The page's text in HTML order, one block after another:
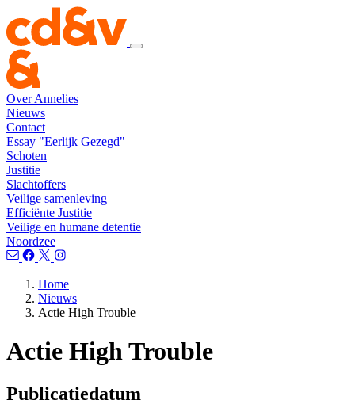
Over Annelies
Nieuws
Contact
Essay "Eerlijk Gezegd"
Schoten
Justitie
Slachtoffers
Veilige samenleving
Efficiënte Justitie
Veilige en humane detentie
Noordzee
Home
Nieuws
Actie High Trouble
Actie High Trouble
Publicatiedatum